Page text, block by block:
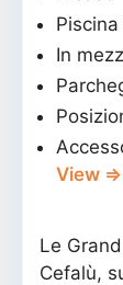
In
View ⇒
Le
Cefalù,